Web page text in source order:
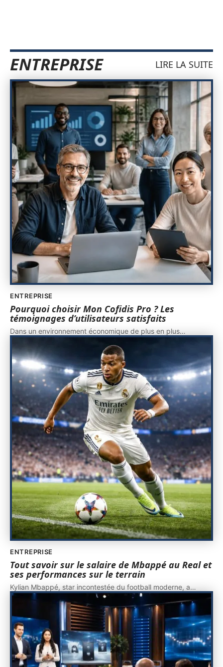
ENTREPRISE LIRE LA SUITE
ENTREPRISE
Pourquoi choisir Mon Cofidis Pro ? Les
témoignages d’utilisateurs satisfaits
Dans un environnement économique de plus en plus…
ENTREPRISE
Tout savoir sur le salaire de Mbappé au Real et
ses performances sur le terrain
Kylian Mbappé, star incontestée du football moderne, a…